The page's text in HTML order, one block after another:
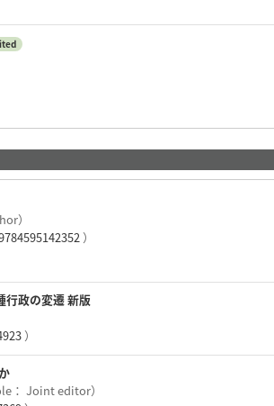
）
）
行政の変遷 新版
）
： Joint editor）